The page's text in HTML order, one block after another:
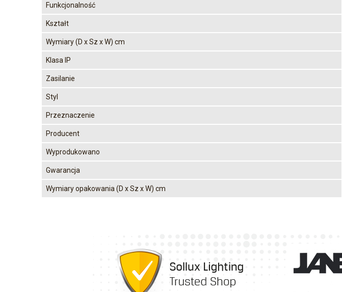
Funkcjonalność
Kształt
Wymiary (D x Sz x W) cm
Klasa IP
Zasilanie
Styl
Przeznaczenie
Producent
Wyprodukowano
Gwarancja
Wymiary opakowania (D x Sz x W) cm